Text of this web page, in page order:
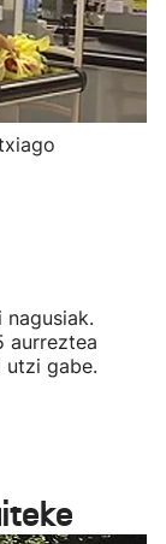
aurreztea
utzi gabe.